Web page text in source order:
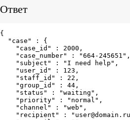
Ответ
{
  "case" : {
    "case_id" : 2000,
    "case_number" : "664-245651",
    "subject" : "I need help",
    "user_id" : 123,
    "staff_id" : 22,
    "group_id" : 44,
    "status" : "waiting",
    "priority" : "normal",
    "channel" : "web",
"recipient" :